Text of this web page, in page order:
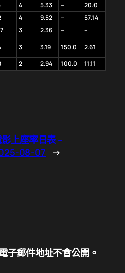
4 5.33 –
20.0
4 9.52 –
57.14
3 2.36 –
–
3 3.19 150.0
2.61
2 2.94 100.0 11.11
上座率日表 –
08-07 →
子郵件地址不會公開。